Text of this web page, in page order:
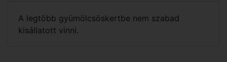
A legtöbb gyümölcsöskertbe nem szabad
kisállatott vinni.